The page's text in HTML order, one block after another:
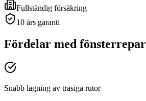
Fullständig försäkring
10 års garanti
Fördelar med
Snabb lagning av trasiga rutor